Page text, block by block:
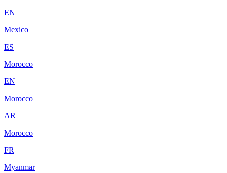
EN
Mexico
ES
Morocco
EN
Morocco
AR
Morocco
FR
Myanmar